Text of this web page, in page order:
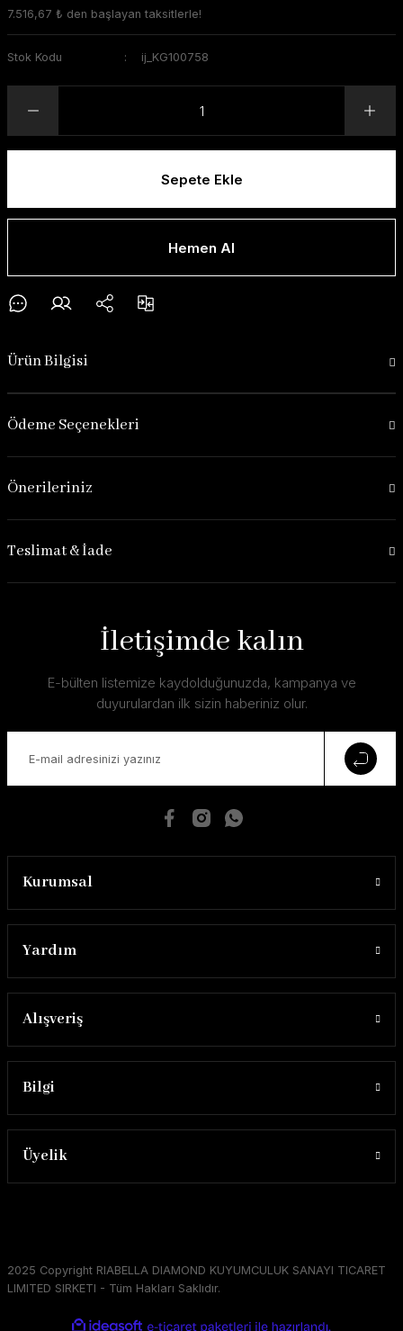
7.516,67 ₺ den başlayan taksitlerle!
Stok Kodu ij_KG100758
Sepete Ekle
Hemen Al
Ürün Bilgisi
Ödeme Seçenekleri
Önerileriniz
Teslimat & İade
İletişimde kalın
E-bülten listemize kaydolduğunuzda, kampanya ve
duyurulardan ilk sizin haberiniz olur.
Kurumsal
Yardım
Alışveriş
Bilgi
Üyelik
2025 Copyright RIABELLA DIAMOND KUYUMCULUK SANAYI TICARET
LIMITED SIRKETI - Tüm Hakları Saklıdır.
ideasoft e-